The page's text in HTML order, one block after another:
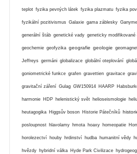
teplot fyzika pevných látek fyzika plazmatu fyzika
fyzikální pozitivismus Galaxie gama záblesky
generální štáb genetické vady geneticky modifikované
geochemie geofyzika geografie geologie
Jeffreys germáni globalizace globální oteplování
goniometrické funkce grafen gravettien gravitace
gravitační záření Gulag GW150914 HAARP
harmonie HDP helenistický svět helioseismologie
heutagogika Higgsův boson Historie Pátečníků
posloupnost hlavolamy hmota hoaxy homeopatie
horolezectví houby hrdinství hudba humanitní vědy
hvězdy hybridní válka Hyde Park Civilizace